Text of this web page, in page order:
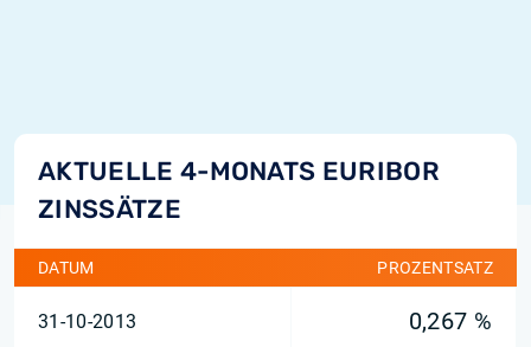
AKTUELLE 4-MONATS EURIBOR
ZINSSÄTZE
DATUM PROZENTSATZ
31-10-2013 0,267 %